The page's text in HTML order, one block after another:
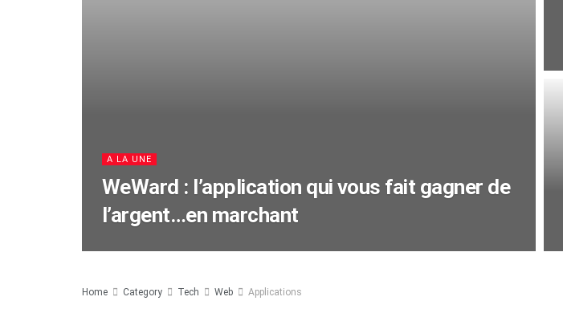
A LA UNE
WeWard : l’application qui vous fait gagner de
l’argent…en marchant
Home Category Tech Web Applications